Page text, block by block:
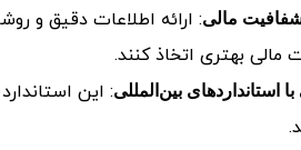
مالی: ارائه اطلاعات دقیق و
مالی بهتری اتخاذ کنند.
استانداردهای بین‌المللی: این